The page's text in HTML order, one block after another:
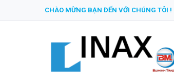
CHÀO MỪNG BẠN ĐẾN VỚI CHÚNG TÔI !